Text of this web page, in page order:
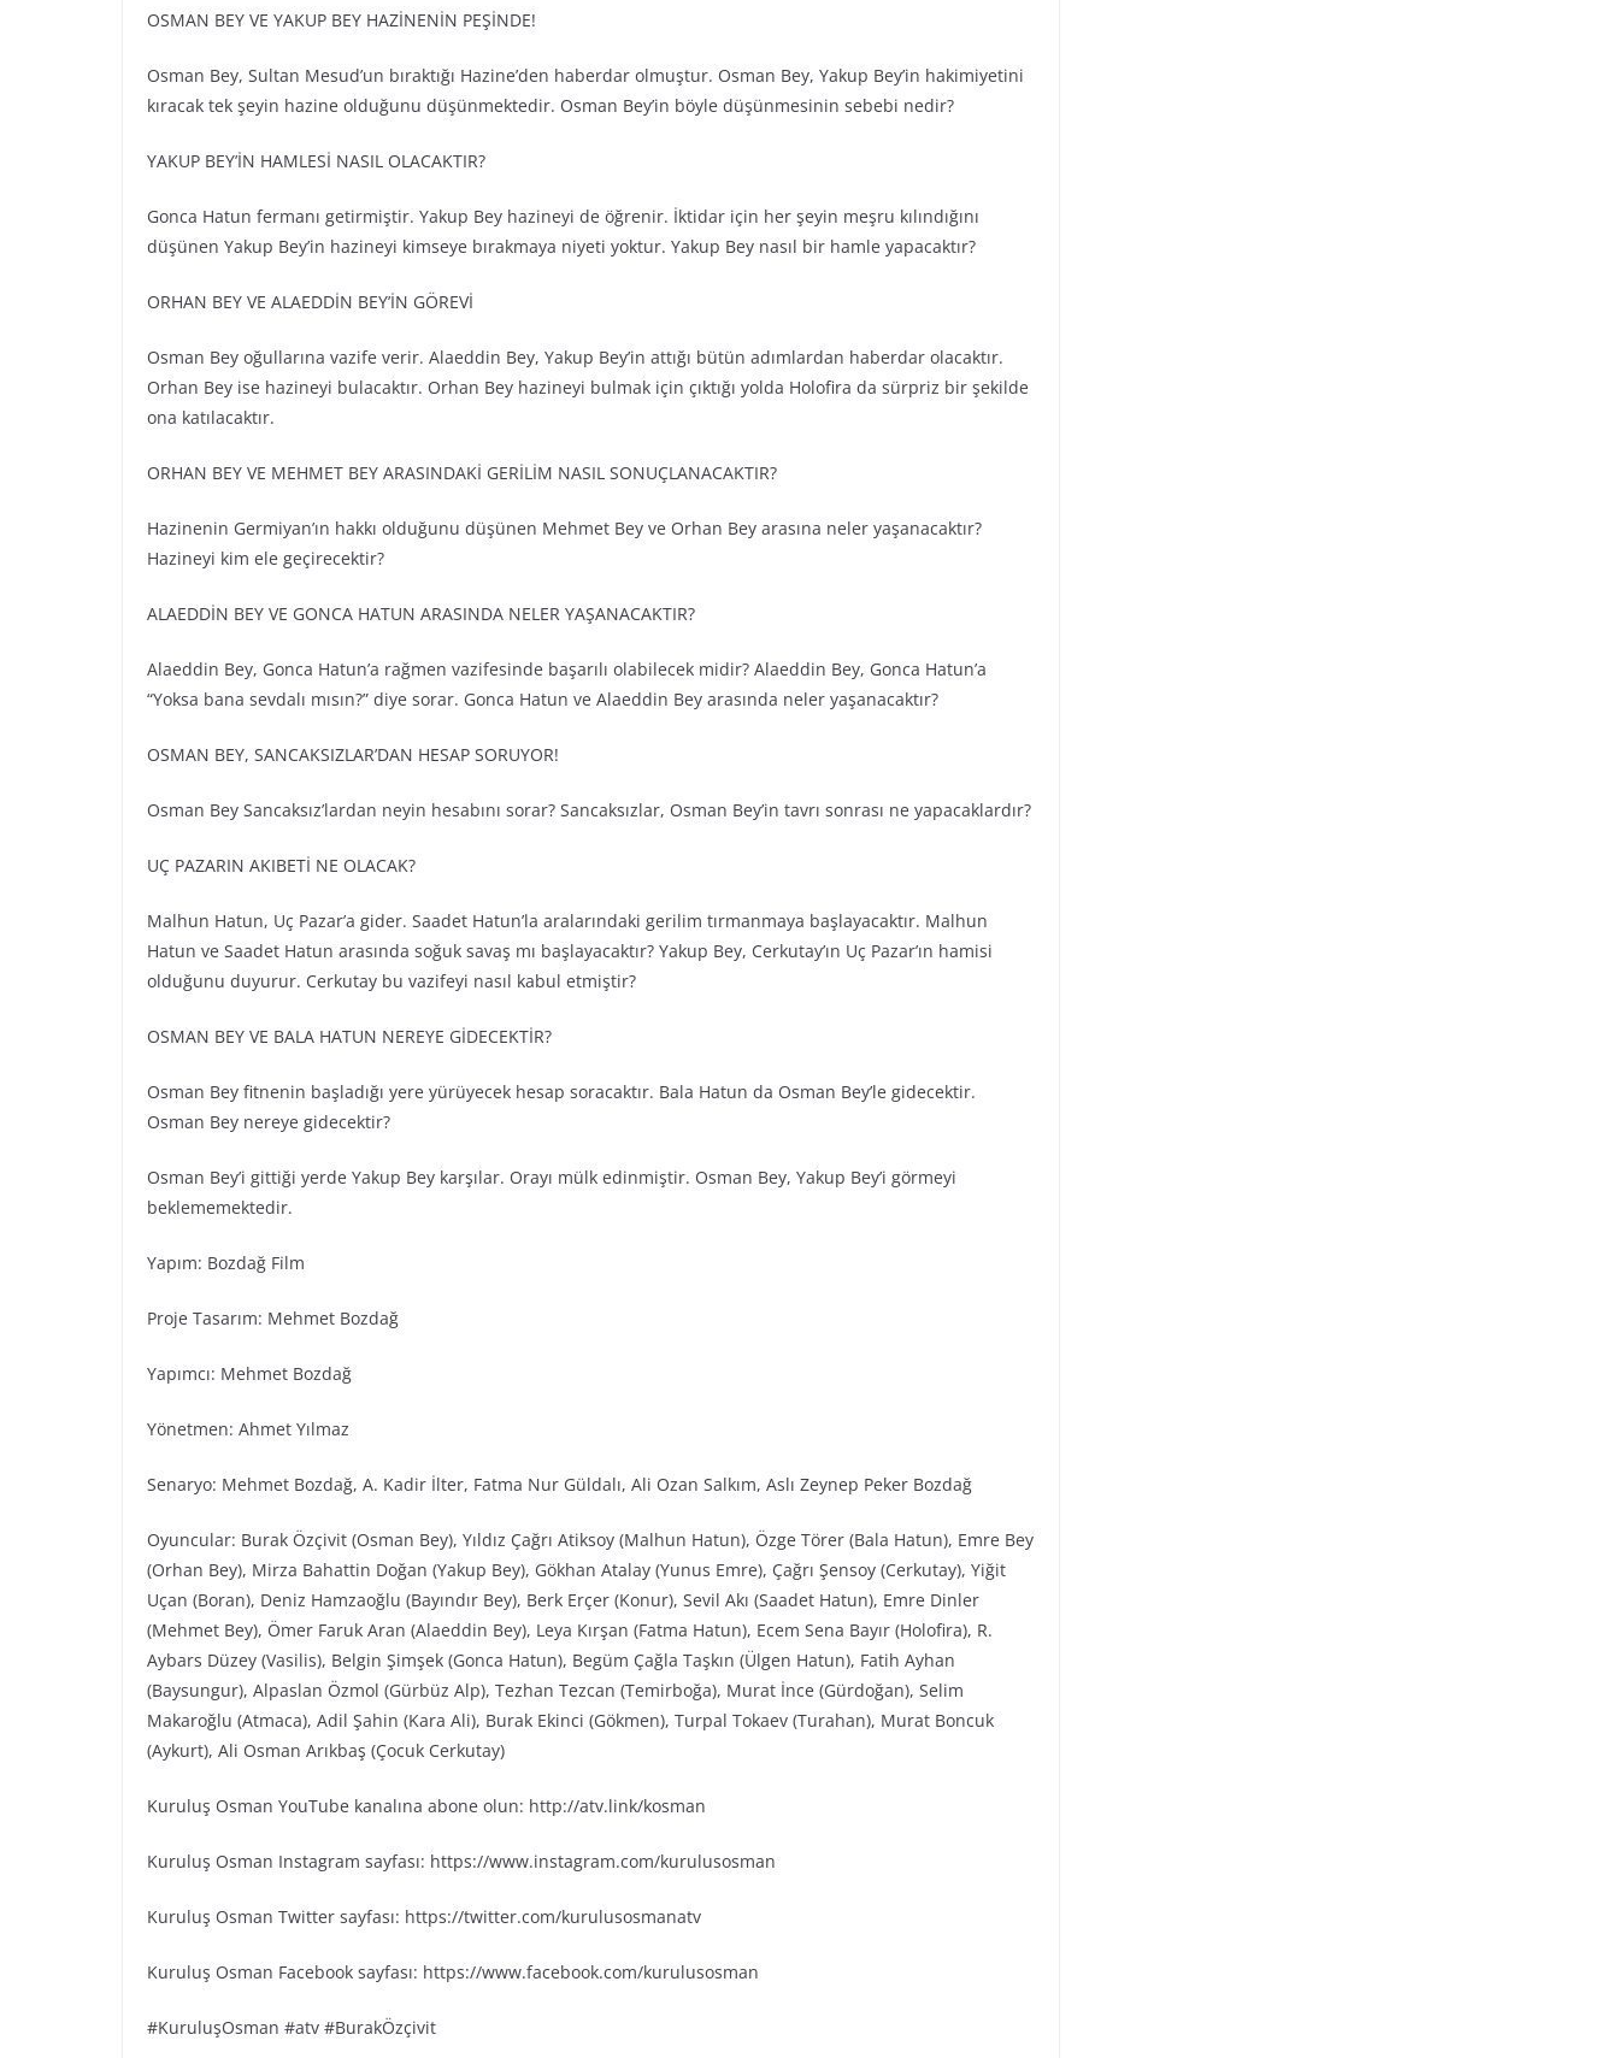
OSMAN BEY VE YAKUP BEY HAZİNENİN PEŞİNDE!
Osman Bey, Sultan Mesud’un bıraktığı Hazine’den haberdar olmuştur. Osman Bey, Yakup Bey’in hakimiyetini
kıracak tek şeyin hazine olduğunu düşünmektedir. Osman Bey’in böyle düşünmesinin sebebi nedir?
YAKUP BEY’İN HAMLESİ NASIL OLACAKTIR?
Gonca Hatun fermanı getirmiştir. Yakup Bey hazineyi de öğrenir. İktidar için her şeyin meşru kılındığını
düşünen Yakup Bey’in hazineyi kimseye bırakmaya niyeti yoktur. Yakup Bey nasıl bir hamle yapacaktır?
ORHAN BEY VE ALAEDDİN BEY’İN GÖREVİ
Osman Bey oğullarına vazife verir. Alaeddin Bey, Yakup Bey’in attığı bütün adımlardan haberdar olacaktır.
Orhan Bey ise hazineyi bulacaktır. Orhan Bey hazineyi bulmak için çıktığı yolda Holofira da sürpriz bir şekilde
ona katılacaktır.
ORHAN BEY VE MEHMET BEY ARASINDAKİ GERİLİM NASIL SONUÇLANACAKTIR?
Hazinenin Germiyan’ın hakkı olduğunu düşünen Mehmet Bey ve Orhan Bey arasına neler yaşanacaktır?
Hazineyi kim ele geçirecektir?
ALAEDDİN BEY VE GONCA HATUN ARASINDA NELER YAŞANACAKTIR?
Alaeddin Bey, Gonca Hatun’a rağmen vazifesinde başarılı olabilecek midir? Alaeddin Bey, Gonca Hatun’a
“Yoksa bana sevdalı mısın?” diye sorar. Gonca Hatun ve Alaeddin Bey arasında neler yaşanacaktır?
OSMAN BEY, SANCAKSIZLAR’DAN HESAP SORUYOR!
Osman Bey Sancaksız’lardan neyin hesabını sorar? Sancaksızlar, Osman Bey’in tavrı sonrası ne yapacaklardır?
UÇ PAZARIN AKIBETİ NE OLACAK?
Malhun Hatun, Uç Pazar’a gider. Saadet Hatun’la aralarındaki gerilim tırmanmaya başlayacaktır. Malhun
Hatun ve Saadet Hatun arasında soğuk savaş mı başlayacaktır? Yakup Bey, Cerkutay’ın Uç Pazar’ın hamisi
olduğunu duyurur. Cerkutay bu vazifeyi nasıl kabul etmiştir?
OSMAN BEY VE BALA HATUN NEREYE GİDECEKTİR?
Osman Bey fitnenin başladığı yere yürüyecek hesap soracaktır. Bala Hatun da Osman Bey’le gidecektir.
Osman Bey nereye gidecektir?
Osman Bey’i gittiği yerde Yakup Bey karşılar. Orayı mülk edinmiştir. Osman Bey, Yakup Bey’i görmeyi
beklememektedir.
Yapım: Bozdağ Fi̇lm
Proje Tasarım: Mehmet Bozdağ
Yapımcı: Mehmet Bozdağ
Yönetmen: Ahmet Yılmaz
Senaryo: Mehmet Bozdağ, A. Kadir İlter, Fatma Nur Güldalı, Ali Ozan Salkım, Aslı Zeynep Peker Bozdağ
Oyuncular: Burak Özçivit (Osman Bey), Yıldız Çağrı Atiksoy (Malhun Hatun), Özge Törer (Bala Hatun), Emre Bey
(Orhan Bey), Mirza Bahattin Doğan (Yakup Bey), Gökhan Atalay (Yunus Emre), Çağrı Şensoy (Cerkutay), Yiğit
Uçan (Boran), Deniz Hamzaoğlu (Bayındır Bey), Berk Erçer (Konur), Sevil Akı (Saadet Hatun), Emre Dinler
(Mehmet Bey), Ömer Faruk Aran (Alaeddin Bey), Leya Kırşan (Fatma Hatun), Ecem Sena Bayır (Holofira), R.
Aybars Düzey (Vasilis), Belgin Şimşek (Gonca Hatun), Begüm Çağla Taşkın (Ülgen Hatun), Fatih Ayhan
(Baysungur), Alpaslan Özmol (Gürbüz Alp), Tezhan Tezcan (Temirboğa), Murat İnce (Gürdoğan), Selim
Makaroğlu (Atmaca), Adil Şahin (Kara Ali), Burak Ekinci (Gökmen), Turpal Tokaev (Turahan), Murat Boncuk
(Aykurt), Ali Osman Arıkbaş (Çocuk Cerkutay)
Kuruluş Osman YouTube kanalına abone olun: http://atv.link/kosman
Kuruluş Osman Instagram sayfası: https://www.instagram.com/kurulusosman
Kuruluş Osman Twitter sayfası: https://twitter.com/kurulusosmanatv
Kuruluş Osman Facebook sayfası: https://www.facebook.com/kurulusosman
#KuruluşOsman #atv #BurakÖzçivit